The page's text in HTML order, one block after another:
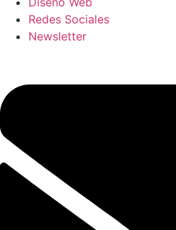
Redes Sociales
Newsletter